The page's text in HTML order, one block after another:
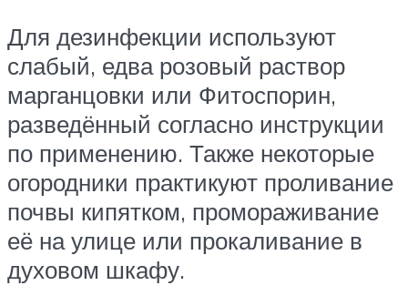
Для дезинфекции используют
слабый, едва розовый раствор
марганцовки или Фитоспорин,
разведённый согласно инструкции
по применению. Также некоторые
огородники практикуют проливание
почвы кипятком, промораживание
её на улице или прокаливание в
духовом шкафу.